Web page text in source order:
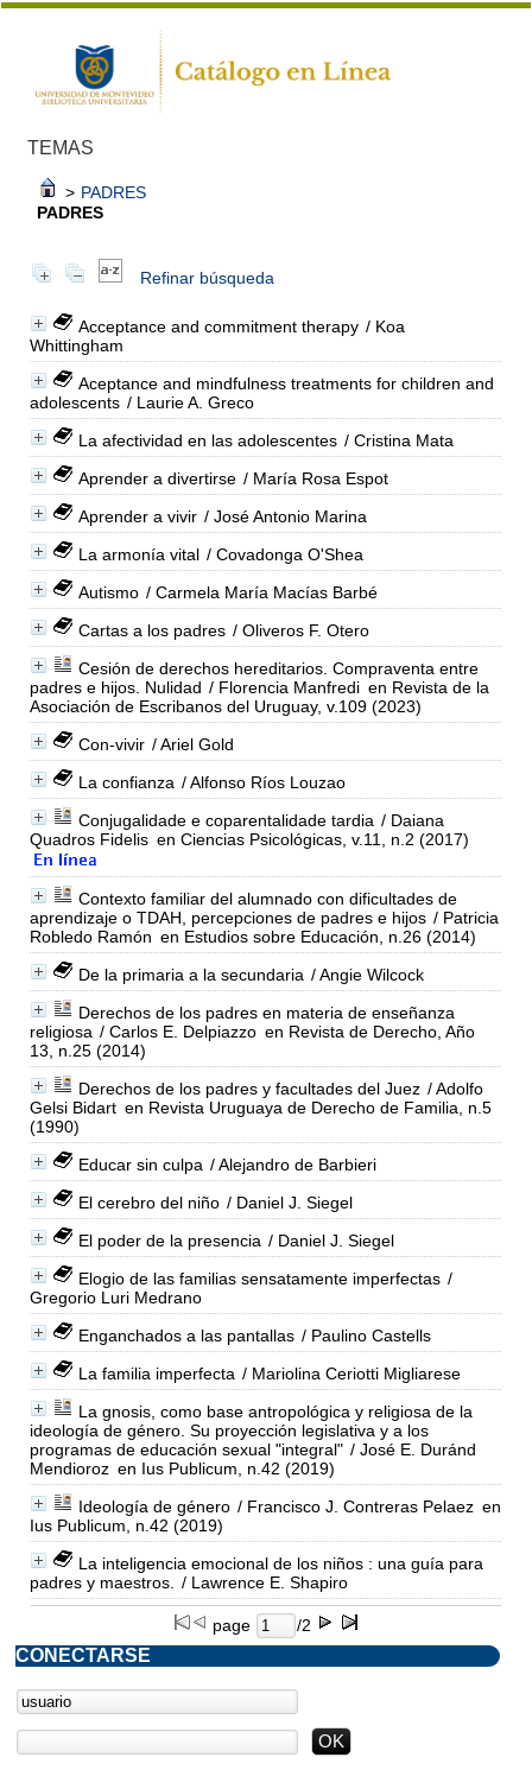
TEMAS
> PADRES
PADRES
Refinar búsqueda
Acceptance and commitment therapy / Koa
Whittingham
Aceptance and mindfulness treatments for children and
adolescents / Laurie A. Greco
La afectividad en las adolescentes / Cristina Mata
Aprender a divertirse / María Rosa Espot
Aprender a vivir / José Antonio Marina
La armonía vital / Covadonga O'Shea
Autismo / Carmela María Macías Barbé
Cartas a los padres / Oliveros F. Otero
Cesión de derechos hereditarios. Compraventa entre
padres e hijos. Nulidad / Florencia Manfredi en Revista de la
Asociación de Escribanos del Uruguay, v.109 (2023)
Con-vivir / Ariel Gold
La confianza / Alfonso Ríos Louzao
Conjugalidade e coparentalidade tardia / Daiana
Quadros Fidelis en Ciencias Psicológicas, v.11, n.2 (2017)
Contexto familiar del alumnado con dificultades de
aprendizaje o TDAH, percepciones de padres e hijos / Patricia
Robledo Ramón en Estudios sobre Educación, n.26 (2014)
De la primaria a la secundaria / Angie Wilcock
Derechos de los padres en materia de enseñanza
religiosa / Carlos E. Delpiazzo en Revista de Derecho, Año
13, n.25 (2014)
Derechos de los padres y facultades del Juez / Adolfo
Gelsi Bidart en Revista Uruguaya de Derecho de Familia, n.5
(1990)
Educar sin culpa / Alejandro de Barbieri
El cerebro del niño / Daniel J. Siegel
El poder de la presencia / Daniel J. Siegel
Elogio de las familias sensatamente imperfectas /
Gregorio Luri Medrano
Enganchados a las pantallas / Paulino Castells
La familia imperfecta / Mariolina Ceriotti Migliarese
La gnosis, como base antropológica y religiosa de la
ideología de género. Su proyección legislativa y a los
programas de educación sexual "integral" / José E. Duránd
Mendioroz en Ius Publicum, n.42 (2019)
Ideología de género / Francisco J. Contreras Pelaez en
Ius Publicum, n.42 (2019)
La inteligencia emocional de los niños : una guía para
padres y maestros.
/ Lawrence E. Shapiro
page /2
CONECTARSE